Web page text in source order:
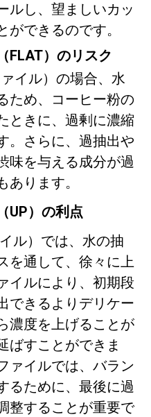
ルし、望ましいカッ
できるのです。
FLAT）のリスク
イル）の場合、水
ため、コーヒー粉の
ときに、過剰に濃縮
。さらに、過抽出や
味を与える成分が過
ります。
UP）の利点
ル）では、水の抽
を通して、徐々に上
イルにより、初期段
できるよりデリケー
濃度を上げることが
ばすことができま
ァイルでは、バラン
るために、最後に過
整することが重要で